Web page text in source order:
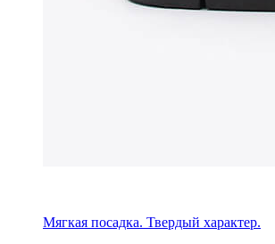
Мягкая посадка. Твердый характер.